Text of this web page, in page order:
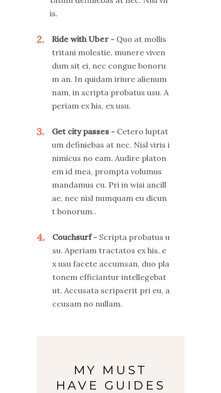
is.
2 Ride with Uber
Quo at mollis
tritani molestie, munere viven
dum sit ei, nec congue bonoru
m an. In quidam iriure alienum
nam, in scripta probatus usu. A
periam ex his, ex usu.
3 Get city passes
Cetero luptat
um definiebas at nec. Nisl viris i
nimicus no eam. Audire platon
em id mea, prompta volumus
mandamus cu. Pri in wisi ancill
ae, nec nisl numquam eu dicun
t bonorum..
4 Couchsurf
Scripta probatus u
su. Aperiam tractatos ex his, e
x usu facete accumsan, duo pla
tonem efficiantur intellegebat
ut. Accusata scripserit pri eu, a
ccusam no nullam.
MY MUST
HAVE GUIDES